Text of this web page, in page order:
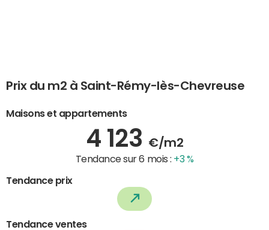
Prix du m2 à Saint-Rémy-lès-Chevreuse
Maisons et appartements
4 123 €/m2
Tendance sur 6 mois : +3 %
Tendance prix
Tendance ventes